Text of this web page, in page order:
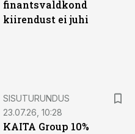
finantsvaldkond
kiirendust ei juhi
SISUTURUNDUS
23.07.26, 10:28
KAITA Group 10%